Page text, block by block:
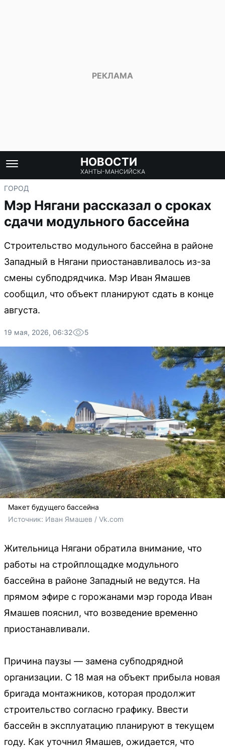
НОВОСТИ
ХАНТЫ-МАНСИЙСКА
ГОРОД
Мэр Нягани рассказал о сроках
сдачи модульного бассейна
Строительство модульного бассейна в районе
Западный в Нягани приостанавливалось из-за
смены субподрядчика. Мэр Иван Ямашев
сообщил, что объект планируют сдать в конце
августа.
19 мая, 2026, 06:32 5
Макет будущего бассейна
Источник: Иван Ямашев / Vk.com
Жительница Нягани обратила внимание, что
работы на стройплощадке модульного
бассейна в районе Западный не ведутся. На
прямом эфире с горожанами мэр города Иван
Ямашев пояснил, что возведение временно
приостанавливали.
Причина паузы — замена субподрядной
организации. С 18 мая на объект прибыла новая
бригада монтажников, которая продолжит
строительство согласно графику. Ввести
бассейн в эксплуатацию планируют в текущем
году. Как уточнил Ямашев, ожидается, что